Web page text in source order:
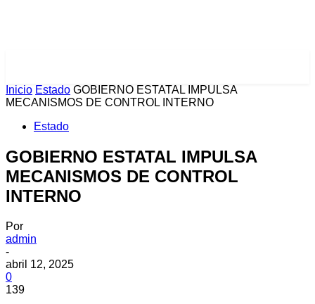
Inicio Estado GOBIERNO ESTATAL IMPULSA
MECANISMOS DE CONTROL INTERNO
Estado
GOBIERNO ESTATAL IMPULSA
MECANISMOS DE CONTROL
INTERNO
Por
admin
-
abril 12, 2025
0
139